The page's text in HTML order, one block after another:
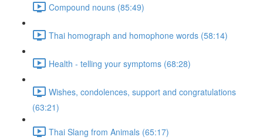
Compound nouns (85:49)
Thai homograph and homophone words (58:14)
Health - telling your symptoms (68:28)
Wishes, condolences, support and congratulations
(63:21)
Thai Slang from Animals (65:17)